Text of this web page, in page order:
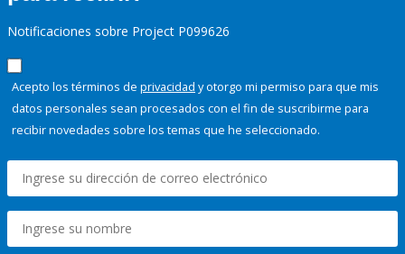
Notificaciones sobre Project P099626
Acepto los términos de privacidad y otorgo mi permiso para que mis
datos personales sean procesados con el fin de suscribirme para
recibir novedades sobre los temas que he seleccionado.